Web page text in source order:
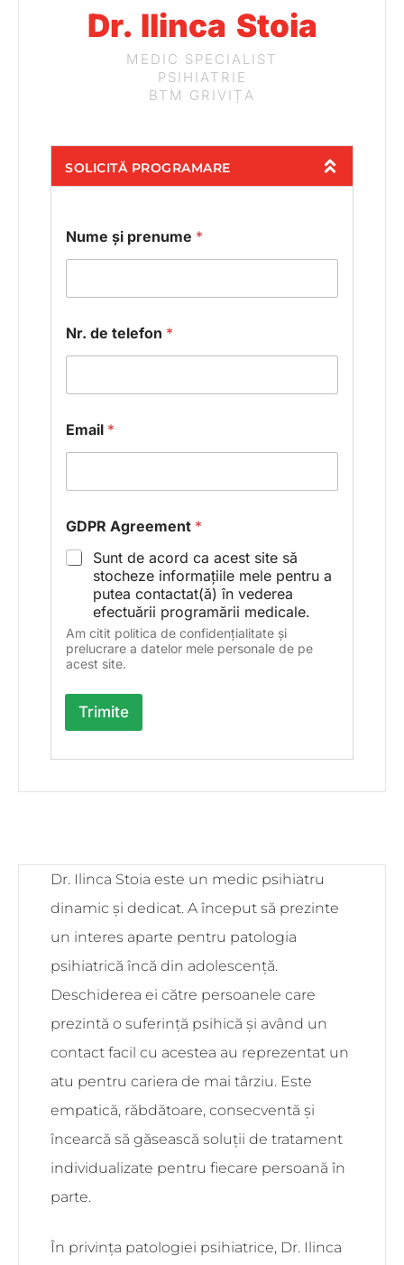
Dr. Ilinca Stoia
MEDIC SPECIALIST
PSIHIATRIE
BTM GRIVIȚA
SOLICITĂ PROGRAMARE
Nume și prenume *
Nr. de telefon *
Email *
GDPR Agreement *
Sunt de acord ca acest site să
stocheze informațiile mele pentru a
putea contactat(ă) în vederea
efectuării programării medicale.
Am citit politica de confidențialitate și
prelucrare a datelor mele personale de pe
acest site.
Trimite
Dr. Ilinca Stoia este un medic psihiatru
dinamic și dedicat. A început să prezinte
un interes aparte pentru patologia
psihiatrică încă din adolescență.
Deschiderea ei către persoanele care
prezintă o suferință psihică și având un
contact facil cu acestea au reprezentat un
atu pentru cariera de mai târziu. Este
empatică, răbdătoare, consecventă și
încearcă să găsească soluții de tratament
individualizate pentru fiecare persoană în
parte.
În privința patologiei psihiatrice, Dr. Ilinca